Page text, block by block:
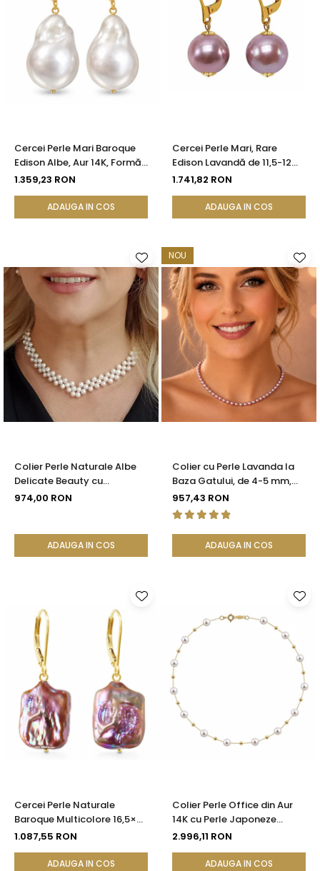
Cercei Perle Mari Baroque
Edison Albe, Aur 14K, Formă
Organică | KASKADDA®
1.359,23 RON
ADAUGA IN COS
Cercei Perle Mari, Rare
Edison Lavandă de 11,5-12
mm și Aur Galben 14K |
1.741,82 RON
ADAUGA IN COS
Colier Perle Naturale Albe
Delicate Beauty cu
Închizătoare Argint |
974,00 RON
ADAUGA IN COS
NOU
Colier cu Perle Lavanda la
Baza Gatului, de 4-5 mm,
Perle Rare, Calitate AAA+,
Aur 14K | KASKADDA®
957,43 RON
ADAUGA IN COS
Cercei Perle Naturale
Baroque Multicolore 16,5×25
mm, Aur 14K (aur 585),
1.087,55 RON
ADAUGA IN COS
Colier Perle Office din Aur
14K cu Perle Japoneze
Akoya 5,5 mm și Bile de Aur |
2.996,11 RON
ADAUGA IN COS